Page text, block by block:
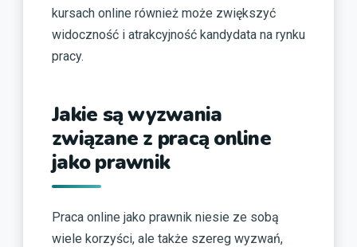
kursach online również może zwiększyć
widoczność i atrakcyjność kandydata na rynku
pracy.
Jakie są wyzwania
związane z pracą online
jako prawnik
Praca online jako prawnik niesie ze sobą
wiele korzyści, ale także szereg wyzwań,